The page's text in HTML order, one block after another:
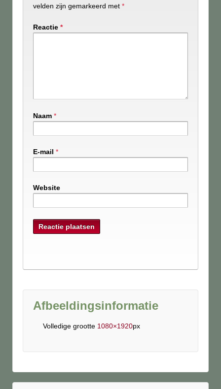
velden zijn gemarkeerd met *
Reactie *
Naam *
E-mail *
Website
Afbeeldingsinformatie
Volledige grootte 1080×1920px